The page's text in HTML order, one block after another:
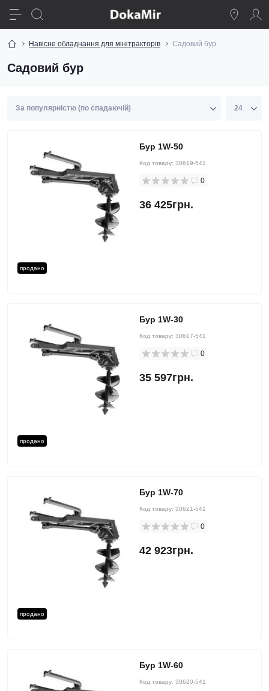
Навісне обладнання для мінітракторів Садовий бур
Садовий бур
продано
Бур 1W-50
Код товару: 30619-541
0
36 425грн.
продано
Бур 1W-30
Код товару: 30617-541
0
35 597грн.
продано
Бур 1W-70
Код товару: 30621-541
0
42 923грн.
Бур 1W-60
Код товару: 30620-541